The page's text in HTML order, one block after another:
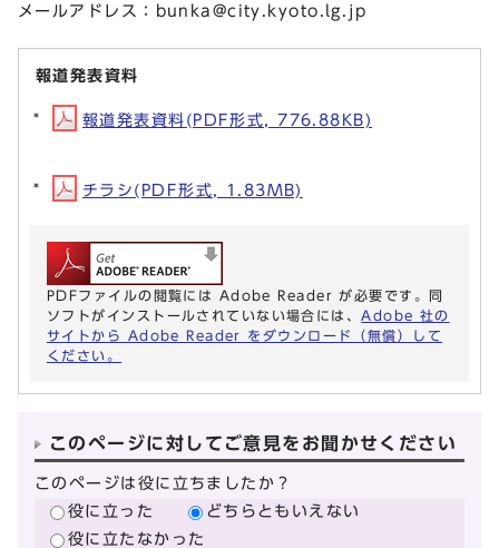
メールアドレス： bunka@city.kyoto.lg.jp
報道発表資料
報道発表資料(PDF形式, 776.88KB)
チラシ(PDF形式, 1.83MB)
PDFファイルの閲覧には Adobe Reader が必要です。同
ソフトがインストールされていない場合には、 Adobe 社の
サイトから Adobe Reader をダウンロード（無償）して
ください。
このページに対してご意見をお聞かせください
このページは役に立ちましたか？
役に立った
どちらともいえない
役に立たなかった